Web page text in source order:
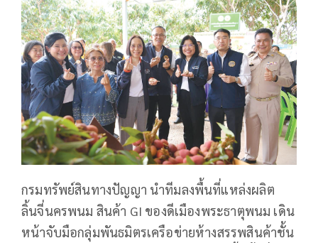
กรมทรัพย์สินทางปัญญา นำทีมลงพื้นที่แหล่งผลิต
ลิ้นจี่นครพนม สินค้า GI ของดีเมืองพระธาตุพนม เดิน
หน้าจับมือกลุ่มพันธมิตรเครือข่ายห้างสรรพสินค้าชั้น